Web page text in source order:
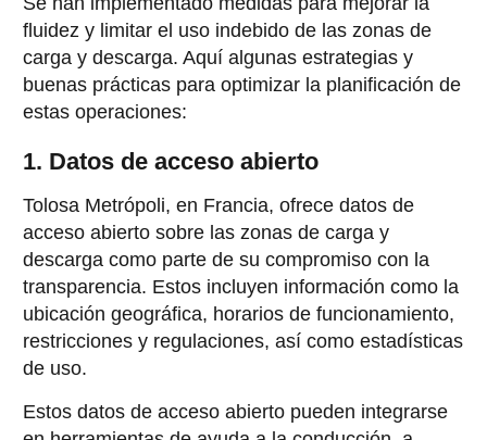
fluidez y limitar el uso indebido de las zonas de
carga y descarga. Aquí algunas estrategias y
buenas prácticas para optimizar la planificación de
estas operaciones:
1. Datos de acceso abierto
Tolosa Metrópoli, en Francia, ofrece datos de
acceso abierto sobre las zonas de carga y
descarga como parte de su compromiso con la
transparencia. Estos incluyen información como la
ubicación geográfica, horarios de funcionamiento,
restricciones y regulaciones, así como estadísticas
de uso.
Estos datos de acceso abierto pueden integrarse